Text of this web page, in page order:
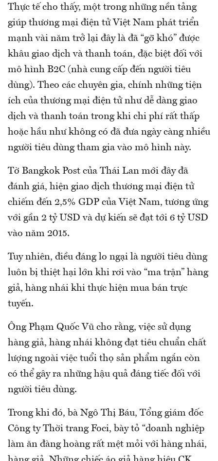
Thực tế cho thấy, một trong những nền tảng
giúp thương mại điện tử Việt Nam phát triển
mạnh vài năm trở lại đây là đã “gỡ khó” được
khâu giao dịch và thanh toán, đặc biệt đối với
mô hình B2C (nhà cung cấp đến người tiêu
dùng). Theo các chuyên gia, chính những tiện
ích của thương mại điện tử như dễ dàng giao
dịch và thanh toán trong khi chi phí rất thấp
hoặc hầu như không có đã đưa ngày càng nhiều
người tiêu dùng tham gia vào mô hình này.
Tờ Bangkok Post của Thái Lan mới đây đã
đánh giá, hiện giao dịch thương mại điện tử
chiếm đến 2,5% GDP của Việt Nam, tương ứng
với gần 2 tỷ USD và dự kiến sẽ đạt tới 6 tỷ USD
vào năm 2015.
Tuy nhiên, điều đáng lo ngại là người tiêu dùng
luôn bị thiệt hại lớn khi rơi vào “ma trận” hàng
giả, hàng nhái khi thực hiện mua bán trực
tuyến.
Ông Phạm Quốc Vũ cho rằng, việc sử dụng
hàng giả, hàng nhái không đạt tiêu chuẩn chất
lượng ngoài việc tuổi thọ sản phẩm ngắn còn
có thể gây ra những hậu quả đáng tiếc đối với
người tiêu dùng.
Trong khi đó, bà Ngô Thị Báu, Tổng giám đốc
Công ty Thời trang Foci, bày tỏ “doanh nghiệp
làm ăn đàng hoàng rất mệt mỏi với hàng nhái,